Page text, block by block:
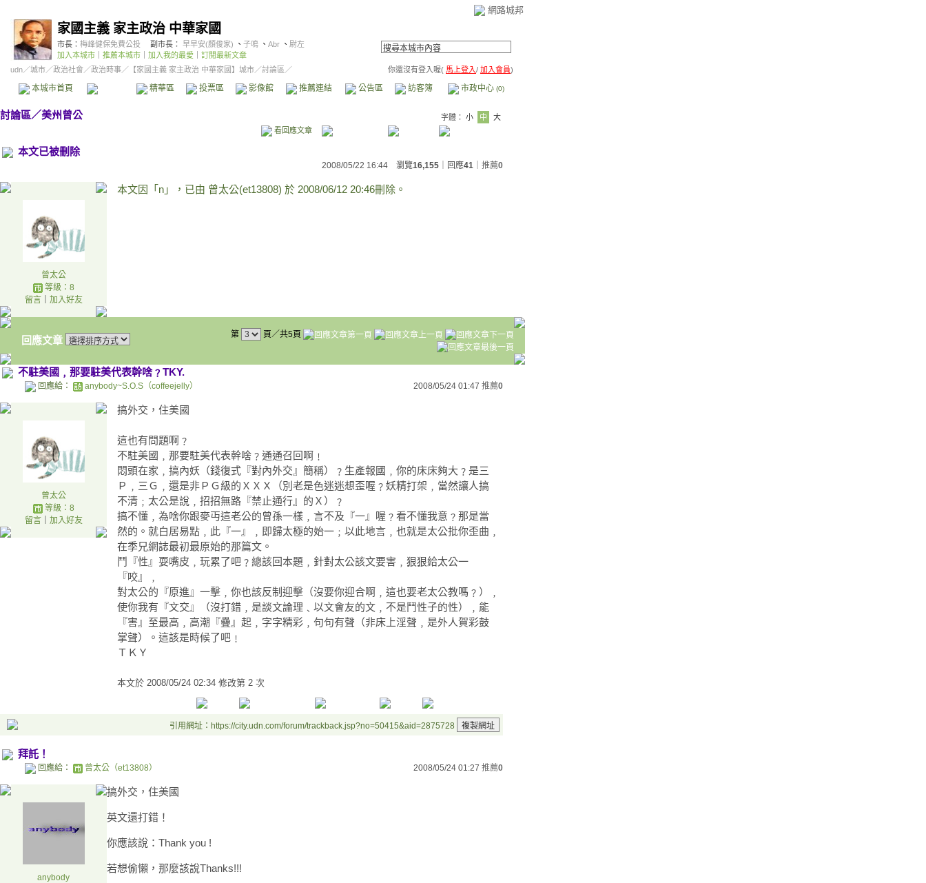
網路城邦
家國主義 家主政治 中華家國
市長： 梅峰健保免費公投 副市長： 早早安(顏俊家) 、 子鳴 、 Abr 、 尉左
加入本城市
推薦本城市 加入我的最愛
訂閱最新文章
udn／城市／政治社會 ／政治時事／ 【家國主義 家主政治 中華家國】城市／討論區／ 你還沒有登入喔( 馬上登入/ 加入會員)
本城市首頁 精華區 投票區 影像館 推薦連結 公告區 訪客簿 市政中心 (0)
討論區／美州曾公 字體： 小 中
大
看回應文章
本文已被刪除
2008/05/22 16:44 瀏覽16,155 ｜回應41 推薦0
曾太公
等級：8
留言｜ 加入好友
本文因「n」，已由 曾太公(et13808) 於 2008/06/12 20:46刪除。
回應文章 第 頁／共5頁
不駐美國﹐那要駐美代表幹啥﹖TKY.
回應給： anybody~S.O.S（coffeejelly） 2008/05/24 01:47 推薦0
曾太公
等級：8
留言｜ 加入好友
搞外交，住美國
這也有問題啊﹖
不駐美國﹐那要駐美代表幹啥﹖通通召回啊﹗
悶頭在家﹐搞內妖（錢復式『對內外交』簡稱）﹖生產報國﹐你的床床夠大﹖是三
Ｐ﹐三Ｇ﹐還是非ＰＧ級的ＸＸＸ（別老是色迷迷想歪喔﹖妖精打架﹐當然讓人搞
不清﹔太公是說﹐招招無路『禁止通行』的Ｘ）﹖
搞不懂﹐為啥你跟麥丏這老公的曾孫一樣﹐言不及『一』喔﹖看不懂我意﹖那是當
然的。就白居易點﹐此『一』﹐即歸太極的始一﹔以此地言﹐也就是太公批你歪曲﹐
在季兄網誌最初最原始的那篇文。
鬥『性』耍嘴皮﹐玩累了吧﹖總該回本題﹐針對太公該文要害﹐狠狠給太公一
『咬』﹐
對太公的『原進』一擊﹐你也該反制迎擊（沒要你迎合啊﹐這也要老太公教嗎﹖）﹐
使你我有『文交』（沒打錯﹐是談文論理﹑以文會友的文﹐不是鬥性子的性）﹐能
『害』至最高﹐高潮『疊』起﹐字字精彩﹐句句有聲（非床上淫聲﹐是外人賀彩鼓
掌聲）。這該是時候了吧﹗
ＴＫＹ
本文於 2008/05/24 02:34 修改第 2 次
引用網址：https://city.udn.com/forum/trackback.jsp?no=50415&aid=2875728
拜託！
回應給： 曾太公（et13808） 2008/05/24 01:27 推薦0
anybody
搞外交，住美國
英文還打錯！
你應該說：Thank you !
若想偷懶，那麼該說Thanks!!!